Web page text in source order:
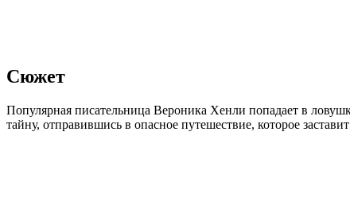
Сюжет
Популярная писательница Вероника Хенли попадает в
тайну, отправившись в опасное путешествие, которое